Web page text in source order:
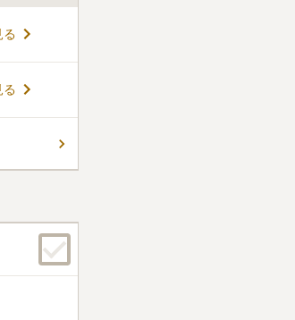
年に開
群の自
とすぐ
施設に
。総面
エリア
読む
を読む
る
る